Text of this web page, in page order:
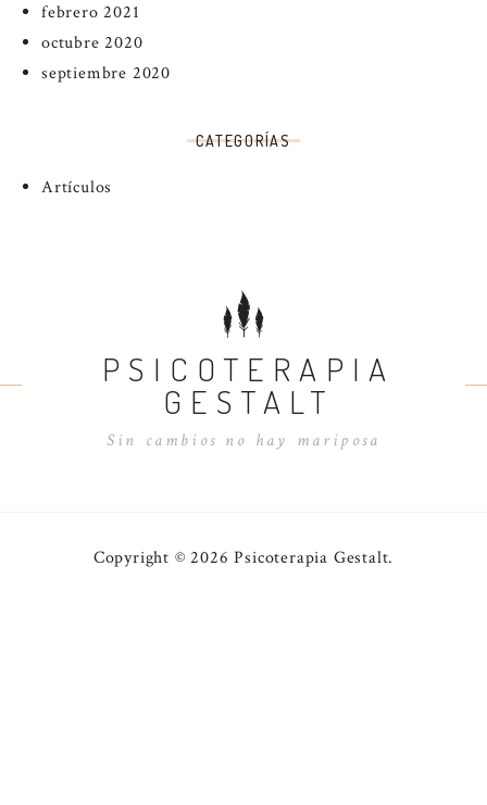
febrero 2021
octubre 2020
septiembre 2020
CATEGORÍAS
Artículos
PSICOTERAPIA
GESTALT
Sin cambios no hay mariposa
Copyright © 2026 Psicoterapia Gestalt.